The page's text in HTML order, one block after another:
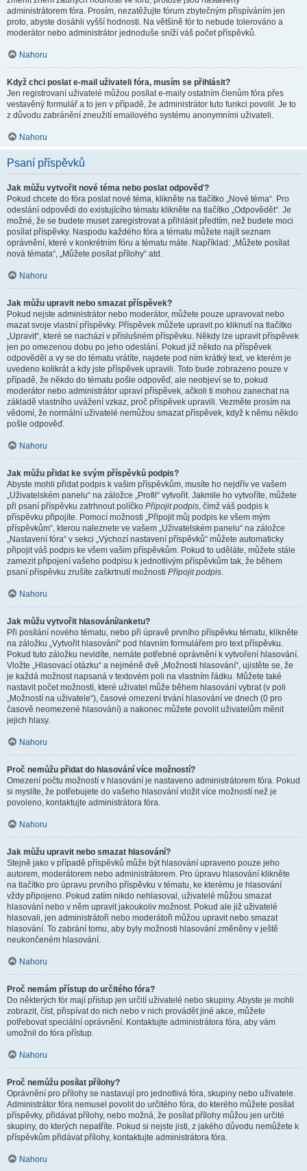
administrátorem fóra. Prosím, nezatěžujte fórum zbytečným přispíváním jen
proto, abyste dosáhli vyšší hodnosti. Na většině fór to nebude tolerováno a
moderátor nebo administrátor jednoduše sníží váš počet příspěvků.
Nahoru
Když chci poslat e-mail uživateli fóra, musím se přihlásit?
Jen registrovaní uživatelé můžou posílat e-maily ostatním členům fóra přes
vestavěný formulář a to jen v případě, že administrátor tuto funkci povolil. Je to
z důvodu zabránění zneužití emailového systému anonymními uživateli.
Nahoru
Psaní příspěvků
Jak můžu vytvořit nové téma nebo poslat odpověď?
Pokud chcete do fóra poslat nové téma, klikněte na tlačítko „Nové téma“. Pro
odeslání odpovědi do existujícího tématu klikněte na tlačítko „Odpovědět“. Je
možné, že se budete muset zaregistrovat a přihlásit předtím, než budete moci
posílat příspěvky. Naspodu každého fóra a tématu můžete najít seznam
oprávnění, které v konkrétním fóru a tématu máte. Například: „Můžete posílat
nová témata“, „Můžete posílat přílohy“ atd.
Nahoru
Jak můžu upravit nebo smazat příspěvek?
Pokud nejste administrátor nebo moderátor, můžete pouze upravovat nebo
mazat svoje vlastní příspěvky. Příspěvek můžete upravit po kliknutí na tlačítko
„Upravit“, které se nachází v příslušném příspěvku. Někdy lze upravit příspěvek
jen po omezenou dobu po jeho odeslání. Pokud již někdo na příspěvek
odpověděl a vy se do tématu vrátíte, najdete pod ním krátký text, ve kterém je
uvedeno kolikrát a kdy jste příspěvek upravili. Toto bude zobrazeno pouze v
případě, že někdo do tématu pošle odpověď, ale neobjeví se to, pokud
moderátor nebo administrátor upraví příspěvek, ačkoli ti mohou zanechat na
základě vlastního uvážení vzkaz, proč příspěvek upravili. Vezměte prosím na
vědomí, že normální uživatelé nemůžou smazat příspěvek, když k němu někdo
pošle odpověď.
Nahoru
Jak můžu přidat ke svým příspěvků podpis?
Abyste mohli přidat podpis k vašim příspěvkům, musíte ho nejdřív ve vašem
„Uživatelském panelu“ na záložce „Profil“ vytvořit. Jakmile ho vytvoříte, můžete
při psaní příspěvku zatrhnout políčko Připojit podpis, čímž váš podpis k
příspěvku připojíte. Pomocí možnosti „Připojit můj podpis ke všem mým
příspěvkům“, kterou naleznete ve vašem „Uživatelském panelu“ na záložce
„Nastavení fóra“ v sekci „Výchozí nastavení příspěvků“ můžete automaticky
připojit váš podpis ke všem vašim příspěvkům. Pokud to uděláte, můžete stále
zamezit připojení vašeho podpisu k jednotlivým příspěvkům tak, že během
psaní příspěvku zrušíte zaškrtnutí možnosti Připojit podpis.
Nahoru
Jak můžu vytvořit hlasování/anketu?
Při posílání nového tématu, nebo při úpravě prvního příspěvku tématu, klikněte
na záložku „Vytvořit hlasování“ pod hlavním formulářem pro text příspěvku.
Pokud tuto záložku nevidíte, nemáte potřebné oprávnění k vytvoření hlasování.
Vložte „Hlasovací otázku“ a nejméně dvě „Možnosti hlasování“, ujistěte se, že
je každá možnost napsaná v textovém poli na vlastním řádku. Můžete také
nastavit počet možností, které uživatel může během hlasování vybrat (v poli
„Možností na uživatele“), časové omezení trvání hlasování ve dnech (0 pro
časově neomezené hlasování) a nakonec můžete povolit uživatelům měnit
jejich hlasy.
Nahoru
Proč nemůžu přidat do hlasování více možností?
Omezení počtu možností v hlasování je nastaveno administrátorem fóra. Pokud
si myslíte, že potřebujete do vašeho hlasování vložit více možností než je
povoleno, kontaktujte administrátora fóra.
Nahoru
Jak můžu upravit nebo smazat hlasování?
Stejně jako v případě příspěvků může být hlasování upraveno pouze jeho
autorem, moderátorem nebo administrátorem. Pro úpravu hlasování klikněte
na tlačítko pro úpravu prvního příspěvku v tématu, ke kterému je hlasování
vždy připojeno. Pokud zatím nikdo nehlasoval, uživatelé můžou smazat
hlasování nebo v něm upravit jakoukoliv možnost. Pokud ale již uživatelé
hlasovali, jen administrátoři nebo moderátoři můžou upravit nebo smazat
hlasování. To zabrání tomu, aby byly možnosti hlasování změněny v ještě
neukončeném hlasování.
Nahoru
Proč nemám přístup do určitého fóra?
Do některých fór mají přístup jen určití uživatelé nebo skupiny. Abyste je mohli
zobrazit, číst, přispívat do nich nebo v nich provádět jiné akce, můžete
potřebovat speciální oprávnění. Kontaktujte administrátora fóra, aby vám
umožnil do fóra přístup.
Nahoru
Proč nemůžu posílat přílohy?
Oprávnění pro přílohy se nastavují pro jednotlivá fóra, skupiny nebo uživatele.
Administrátor fóra nemusel povolit do určitého fóra, do kterého můžete posílat
příspěvky, přidávat přílohy, nebo možná, že posílat přílohy můžou jen určité
skupiny, do kterých nepatříte. Pokud si nejste jisti, z jakého důvodu nemůžete k
příspěvkům přidávat přílohy, kontaktujte administrátora fóra.
Nahoru